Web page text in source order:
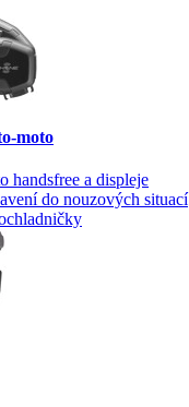
moto
handsfree a displeje
do nouzových situací